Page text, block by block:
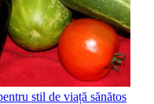
stil de viață sănătos